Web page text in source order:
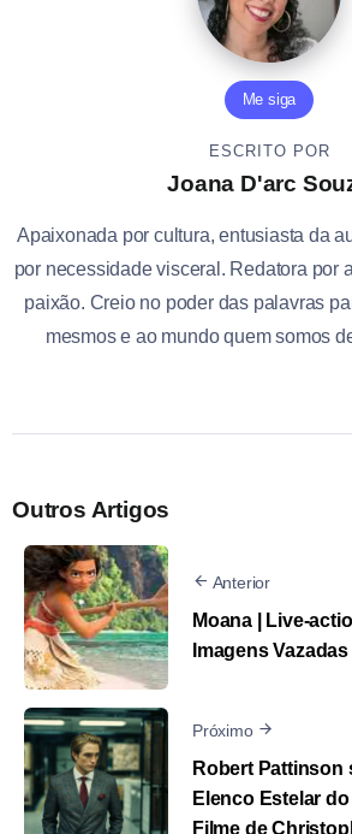
Me siga
ESCRITO POR
Joana D'arc
Apaixonada por cultura, entusiasta da
por necessidade visceral. Redatora por
paixão. Creio no poder das palavras
mesmos e ao mundo quem somos
Outros Artigos
Anterior
Moana | Live-
Imagens Vazadas
Próximo
Robert Pattinson
Elenco Estelar
Filme de